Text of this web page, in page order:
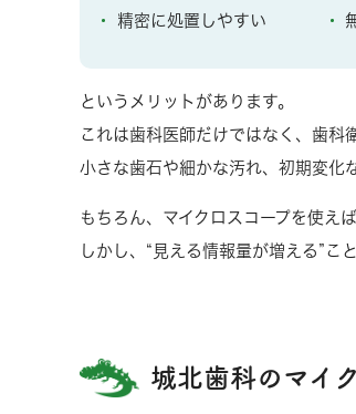
精密に処置しやすい
というメリットがあります。
これは歯科医師だけではなく、歯科
小さな歯石や細かな汚れ、初期変化
もちろん、マイクロスコープを使え
しかし、“見える情報量が増える”こ
城北歯科のマイ